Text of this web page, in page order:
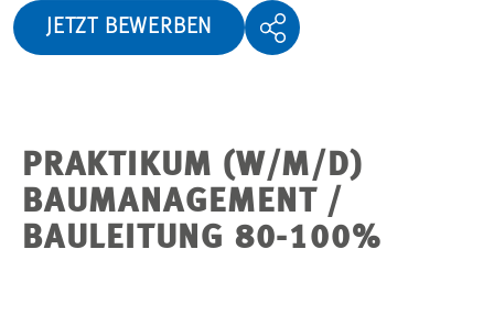
TÄTIGKEITSBEREICHE
RUND UMS BEWERBEN
STELLENANGEBOTE
JETZT BEWERBEN
PRAKTIKUM (W/M/D)
BAUMANAGEMENT /
BAULEITUNG 80-100%